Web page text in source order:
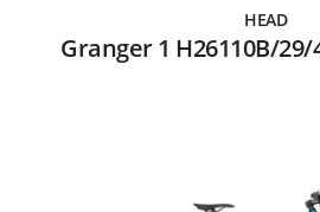
HEAD
Granger 1 H26110B/